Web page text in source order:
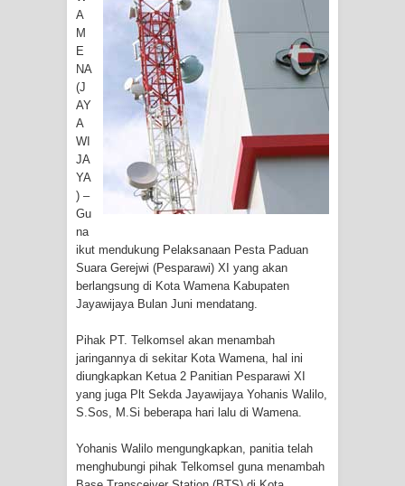
Tiga Personel Polresta Jayapura Kota
Jalani Sidang BP4R di Jayapura
Kapolresta Jayapura Kota
Mengapresiasi Antusiasme Warga
Saat Nonton Bareng Final Piala Dunia
2026 di Lapangan Karang PTC Entrop
di Kompleks Asrama Polisi Sorong
Profil Lengkap Papua Barat, Bumi
Profil Lengkap Provinsi Papua, Bumi
Indonesia
A
M
E
NA
(J
AY
A
WI
JA
YA
) –
Gu
na
ikut mendukung Pelaksanaan Pesta Paduan
Suara Gerejwi (Pesparawi) XI yang akan
berlangsung di Kota Wamena Kabupaten
Jayawijaya Bulan Juni mendatang.
Pihak PT. Telkomsel akan menambah
jaringannya di sekitar Kota Wamena, hal ini
diungkapkan Ketua 2 Panitian Pesparawi XI
yang juga Plt Sekda Jayawijaya Yohanis Walilo,
S.Sos, M.Si beberapa hari lalu di Wamena.
Yohanis Walilo mengungkapkan, panitia telah
menghubungi pihak Telkomsel guna menambah